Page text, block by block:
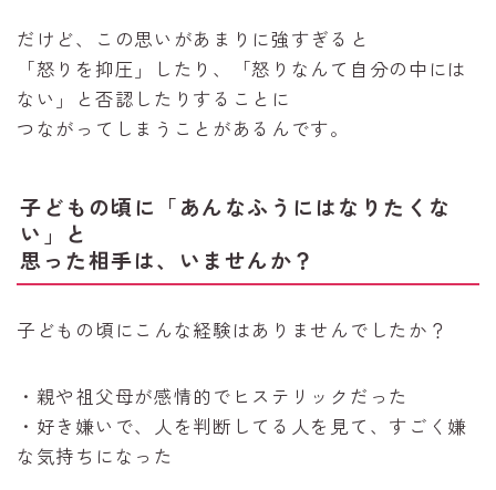
だけど、この思いがあまりに強すぎると
「怒りを抑圧」したり、「怒りなんて自分の中には
ない」と否認したりすることに
つながってしまうことがあるんです。
子どもの頃に「あんなふうにはなりたくな
い」と
思った相手は、いませんか？
子どもの頃にこんな経験はありませんでしたか？
・親や祖父母が感情的でヒステリックだった
・好き嫌いで、人を判断してる人を見て、すごく嫌
な気持ちになった